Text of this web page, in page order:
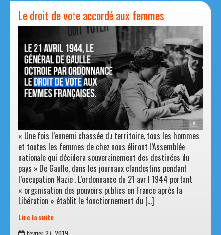
inachevée
Le droit de vote accordé aux femmes
« Une fois l’ennemi chassée du territoire, tous les hommes
et toutes les femmes de chez nous éliront l’Assemblée
nationale qui décidera souverainement des destinées du
pays » De Gaulle, dans les journaux clandestins pendant
l’occupation Nazie . L’ordonnance du 21 avril 1944 portant
« organisation des pouvoirs publics en France après la